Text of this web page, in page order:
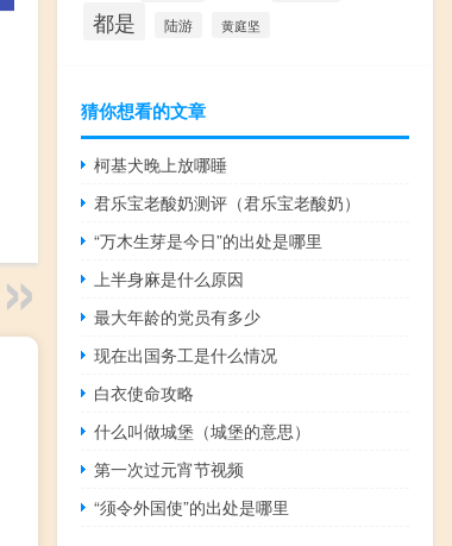
都是 陆游 黄庭坚
猜你想看的文章
柯基犬晚上放哪睡
君乐宝老酸奶测评（君乐宝老酸奶）
“万木生芽是今日”的出处是哪里
上半身麻是什么原因
最大年龄的党员有多少
现在出国务工是什么情况
白衣使命攻略
什么叫做城堡（城堡的意思）
第一次过元宵节视频
“须令外国使”的出处是哪里